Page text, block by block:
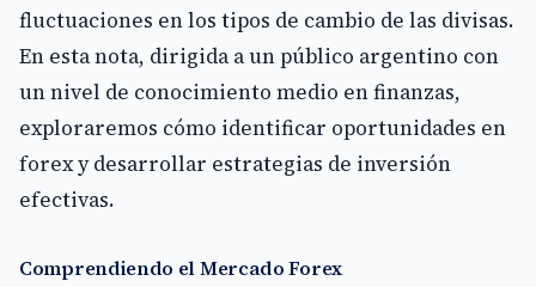
fluctuaciones en los tipos de cambio de las divisas.
En esta nota, dirigida a un público argentino con
un nivel de conocimiento medio en finanzas,
exploraremos cómo identificar oportunidades en
forex y desarrollar estrategias de inversión
efectivas.
Comprendiendo el Mercado Forex